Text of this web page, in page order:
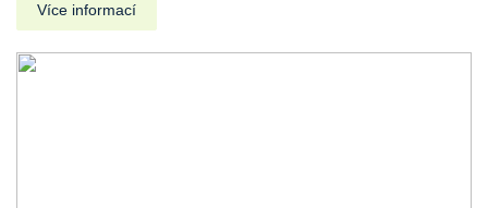
Více informací